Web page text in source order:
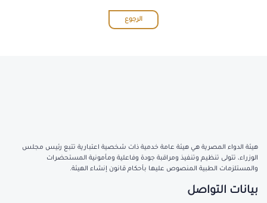
الرجوع
هيئة الدواء المصرية هي هيئة عامة خدمية ذات شخصية اعتبارية تتبع رئيس مجلس
الوزراء، تتولى تنظيم وتنفيذ ومراقبة جودة وفاعلية ومأمونية المستحضرات
والمستلزمات الطبية المنصوص عليها بأحكام قانون إنشاء الهيئة.
بيانات التواصل